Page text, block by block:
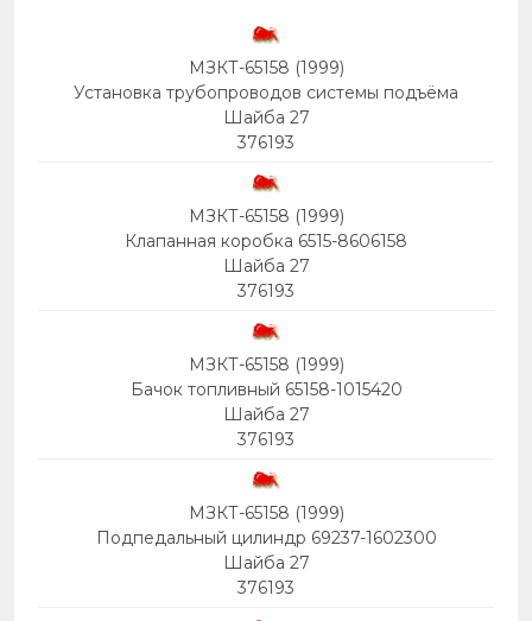
МЗКТ-65158 (1999)
Установка трубопроводов системы подъёма
Шайба 27
376193
МЗКТ-65158 (1999)
Клапанная коробка 6515-8606158
Шайба 27
376193
МЗКТ-65158 (1999)
Бачок топливный 65158-1015420
Шайба 27
376193
МЗКТ-65158 (1999)
Подпедальный цилиндр 69237-1602300
Шайба 27
376193